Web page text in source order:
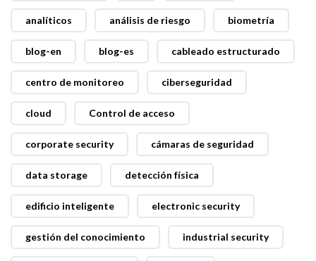
analíticos análisis de riesgo biometría
blog-en blog-es cableado estructurado
centro de monitoreo ciberseguridad
cloud Control de acceso
corporate security cámaras de seguridad
data storage detección física
edificio inteligente electronic security
gestión del conocimiento industrial security